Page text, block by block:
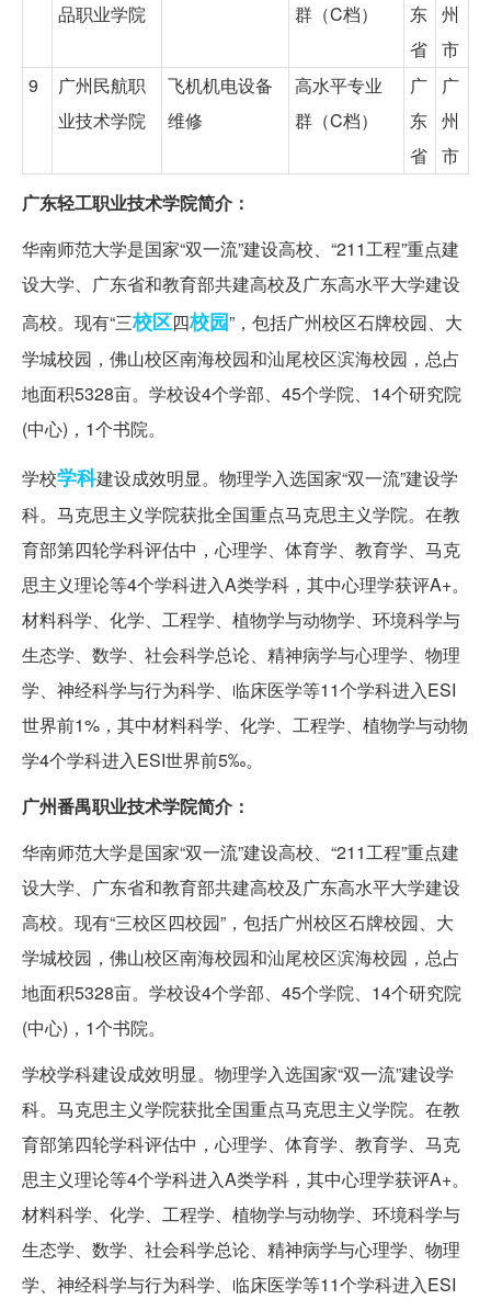
品职业学院
群（C档）
东
省
州
市
9
广州民航职
业技术学院
飞机机电设备
维修
高水平专业
群（C档）
广
东
省
广
州
市
广东轻工职业技术学院简介：
华南师范大学是国家“双一流”建设高校、“211工程”重点建
设大学、广东省和教育部共建高校及广东高水平大学建设
高校。现有“三校区四校园”，包括广州校区石牌校园、大
学城校园，佛山校区南海校园和汕尾校区滨海校园，总占
地面积5328亩。学校设4个学部、45个学院、14个研究院
(中心)，1个书院。
学校学科建设成效明显。物理学入选国家“双一流”建设学
科。马克思主义学院获批全国重点马克思主义学院。在教
育部第四轮学科评估中，心理学、体育学、教育学、马克
思主义理论等4个学科进入A类学科，其中心理学获评A+。
材料科学、化学、工程学、植物学与动物学、环境科学与
生态学、数学、社会科学总论、精神病学与心理学、物理
学、神经科学与行为科学、临床医学等11个学科进入ESI
世界前1%，其中材料科学、化学、工程学、植物学与动物
学4个学科进入ESI世界前5‰。
广州番禺职业技术学院简介：
华南师范大学是国家“双一流”建设高校、“211工程”重点建
设大学、广东省和教育部共建高校及广东高水平大学建设
高校。现有“三校区四校园”，包括广州校区石牌校园、大
学城校园，佛山校区南海校园和汕尾校区滨海校园，总占
地面积5328亩。学校设4个学部、45个学院、14个研究院
(中心)，1个书院。
学校学科建设成效明显。物理学入选国家“双一流”建设学
科。马克思主义学院获批全国重点马克思主义学院。在教
育部第四轮学科评估中，心理学、体育学、教育学、马克
思主义理论等4个学科进入A类学科，其中心理学获评A+。
材料科学、化学、工程学、植物学与动物学、环境科学与
生态学、数学、社会科学总论、精神病学与心理学、物理
学、神经科学与行为科学、临床医学等11个学科进入ESI